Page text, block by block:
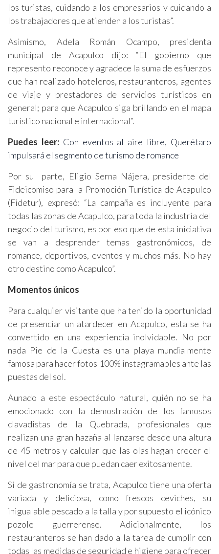
los turistas, cuidando a los empresarios y cuidando a
los trabajadores que atienden a los turistas”.
Asimismo, Adela Román Ocampo, presidenta
municipal de Acapulco dijo: “El gobierno que
represento reconoce y agradece la suma de esfuerzos
que han realizado hoteleros, restauranteros, agentes
de viaje y prestadores de servicios turísticos en
general; para que Acapulco siga brillando en el mapa
turístico nacional e internacional”.
Puedes leer: Con eventos al aire libre, Querétaro
impulsará el segmento de turismo de romance
Por su parte, Eligio Serna Nájera, presidente del
Fideicomiso para la Promoción Turística de Acapulco
(Fidetur), expresó: “La campaña es incluyente para
todas las zonas de Acapulco, para toda la industria del
negocio del turismo, es por eso que de esta iniciativa
se van a desprender temas gastronómicos, de
romance, deportivos, eventos y muchos más. No hay
otro destino como Acapulco”.
Momentos únicos
Para cualquier visitante que ha tenido la oportunidad
de presenciar un atardecer en Acapulco, esta se ha
convertido en una experiencia inolvidable. No por
nada Pie de la Cuesta es una playa mundialmente
famosa para hacer fotos 100% instagramables ante las
puestas del sol.
Aunado a este espectáculo natural, quién no se ha
emocionado con la demostración de los famosos
clavadistas de la Quebrada, profesionales que
realizan una gran hazaña al lanzarse desde una altura
de 45 metros y calcular que las olas hagan crecer el
nivel del mar para que puedan caer exitosamente.
Si de gastronomía se trata, Acapulco tiene una oferta
variada y deliciosa, como frescos ceviches, su
inigualable pescado a la talla y por supuesto el icónico
pozole guerrerense. Adicionalmente, los
restauranteros se han dado a la tarea de cumplir con
todas las medidas de seguridad e higiene para ofrecer